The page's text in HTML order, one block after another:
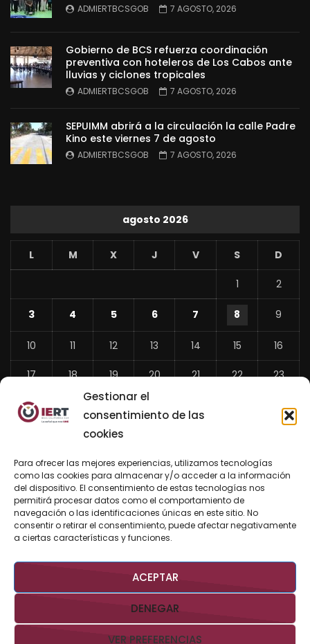
Gestionar el
consentimiento de las
cookies
Para ofrecer las mejores experiencias, utilizamos tecnologías
como las cookies para almacenar y/o acceder a la información
del dispositivo. El consentimiento de estas tecnologías nos
permitirá procesar datos como el comportamiento de
navegación o las identificaciones únicas en este sitio. No
consentir o retirar el consentimiento, puede afectar negativamente
a ciertas características y funciones.
ACEPTAR
DENEGAR
VER PREFERENCIAS
ADMIERTBCSGOB 7 AGOSTO, 2026
Gobierno de BCS refuerza coordinación
preventiva con hoteleros de Los Cabos ante
lluvias y ciclones tropicales
ADMIERTBCSGOB 7 AGOSTO, 2026
SEPUIMM abrirá a la circulación la calle Padre
Kino este viernes 7 de agosto
ADMIERTBCSGOB 7 AGOSTO, 2026
agosto 2026
L M X J V S D
1 2
3 4 5 6 7 8 9
10 11 12 13 14 15 16
17 18 19 20 21 22 23
24 26 27
«
Jul
BUSCAR AHORA